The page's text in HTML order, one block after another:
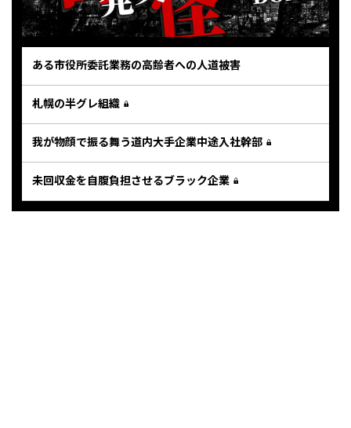
ある市役所委託業務の高齢者への人道被害
札幌の半グレ組織
我が物顔で振る舞う道内大手企業中途入社幹部
未回収金を自腹負担させるブラック企業